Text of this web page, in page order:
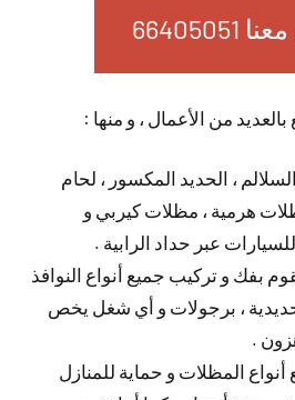
بالعديد من الأعمال ، و منها :
، الحديد المكسور ، لحام
هرمية ، مظلات كيربي و
عبر حداد الرابية .
بفك و تركيب جميع أنواع النوافذ
، برجولات و أي شغل يخص
.
المظلات و حماية للمنازل